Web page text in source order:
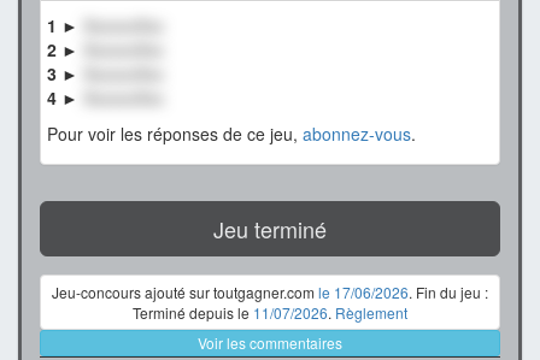
1 ►
2 ►
3 ►
4 ►
Pour voir les réponses de ce jeu, abonnez-vous.
Jeu terminé
Jeu-concours ajouté sur toutgagner.com le 17/06/2026. Fin du jeu :
Terminé depuis le 11/07/2026. Règlement
Voir les commentaires